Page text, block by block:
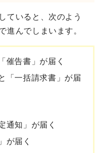
ていると、次のよう
進んでしまいます。
催告書」が届く
「一括請求書」が届
通知」が届く
が届く